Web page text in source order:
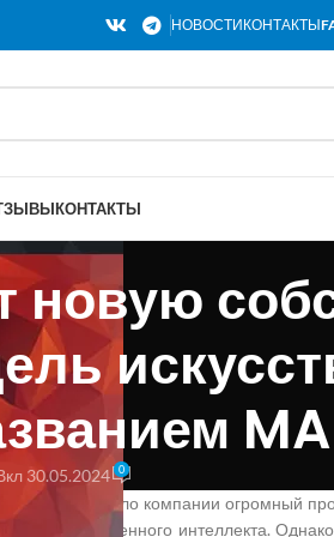
НОВОСТИКОНТАКТЫ
КОНТАКТЫ
новую
30.05.2024 0
принесло компании огромный
искусственного интеллекта.